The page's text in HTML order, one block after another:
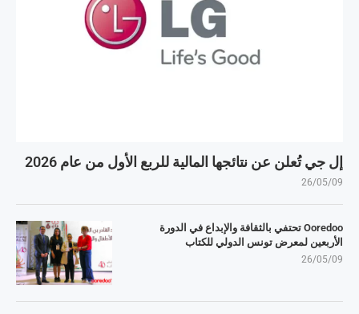
إل جي تُعلن عن نتائجها المالية للربع الأول من عام 2026
26/05/09
Ooredoo تحتفي بالثقافة والإبداع في الدورة
الأربعين لمعرض تونس الدولي للكتاب
26/05/09